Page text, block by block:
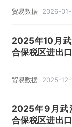
贸易数据 2026-
2025年10月
合保税区进出
贸易数据 2025-
2025年9月武
合保税区进出